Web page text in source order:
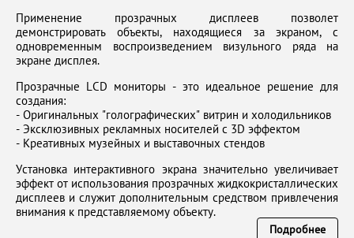
Применение прозрачных дисплеев позволет
демонстрировать объекты, находящиеся за экраном, с
одновременным воспроизведением визульного ряда на
экране дисплея.
Прозрачные LCD мониторы - это идеальное решение для
создания:
- Оригинальных "голографических" витрин и холодильников
- Эксклюзивных рекламных носителей с 3D эффектом
- Креативных музейных и выставочных стендов
Установка интерактивного экрана значительно увеличивает
эффект от использования прозрачных жидкокристаллических
дисплеев и служит дополнительным средством привлечения
внимания к представляемому объекту.
Подробнее